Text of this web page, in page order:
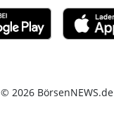
© 2026 BörsenNEWS.de